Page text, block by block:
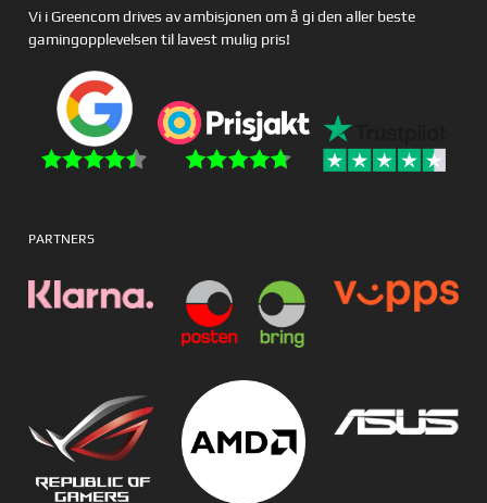
Vi i Greencom drives av ambisjonen om å gi den aller beste
gamingopplevelsen til lavest mulig pris!
PARTNERS